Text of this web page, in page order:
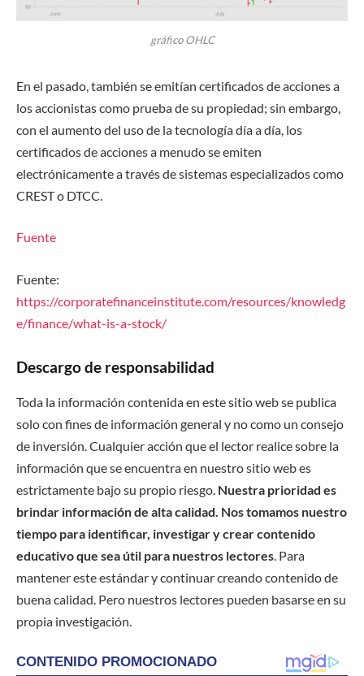
gráfico OHLC
En el pasado, también se emitían certificados de acciones a
los accionistas como prueba de su propiedad; sin embargo,
con el aumento del uso de la tecnología día a día, los
certificados de acciones a menudo se emiten
electrónicamente a través de sistemas especializados como
CREST o DTCC.
Fuente
Fuente:
https://corporatefinanceinstitute.com/resources/knowledg
e/finance/what-is-a-stock/
Descargo de responsabilidad
Toda la información contenida en este sitio web se publica
solo con fines de información general y no como un consejo
de inversión. Cualquier acción que el lector realice sobre la
información que se encuentra en nuestro sitio web es
estrictamente bajo su propio riesgo. Nuestra prioridad es
brindar información de alta calidad. Nos tomamos nuestro
tiempo para identificar, investigar y crear contenido
educativo que sea útil para nuestros lectores . Para
mantener este estándar y continuar creando contenido de
buena calidad. Pero nuestros lectores pueden basarse en su
propia investigación.